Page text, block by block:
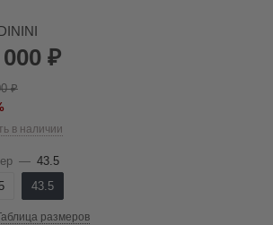
₽
₽
в наличии
— 43.5
43.5
размеров